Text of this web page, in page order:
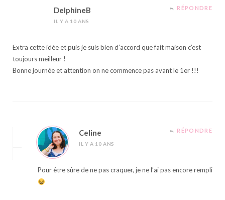
DelphineB
IL Y A 10 ANS
RÉPONDRE
Extra cette idée et puis je suis bien d’accord que fait maison c’est
toujours meilleur !
Bonne journée et attention on ne commence pas avant le 1er !!!
Celine
IL Y A 10 ANS
RÉPONDRE
Pour être sûre de ne pas craquer, je ne l’ai pas encore rempli